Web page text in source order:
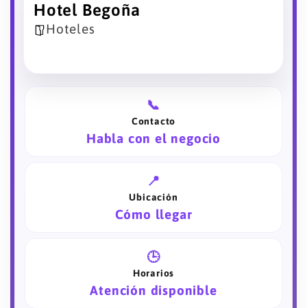
Hotel Begoña
Hoteles
📞
Contacto
Habla con el negocio
📍
Ubicación
Cómo llegar
🕒
Horarios
Atención disponible